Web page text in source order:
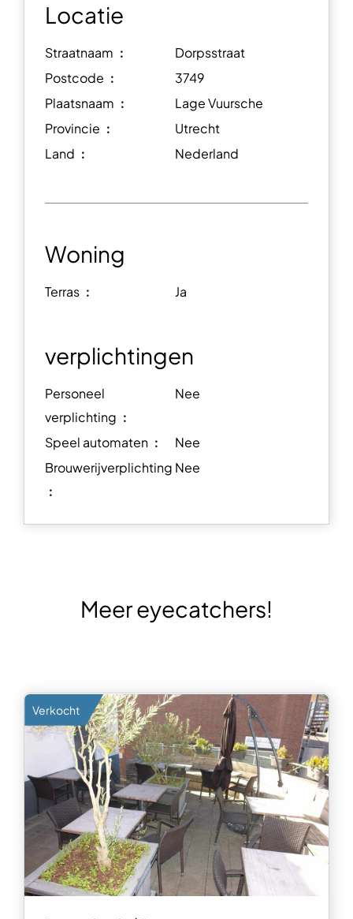
Locatie
Straatnaam ︰
Dorpsstraat
Postcode ︰
3749
Plaatsnaam ︰
Lage Vuursche
Provincie ︰
Utrecht
Land ︰
Nederland
Woning
Terras ︰ Ja
verplichtingen
Personeel
verplichting ︰
Nee
Speel automaten ︰
Nee
Brouwerijverplichting
︰
Nee
Meer eyecatchers!
Verkocht